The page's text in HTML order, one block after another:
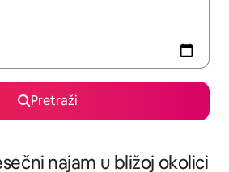
Pretraži
najam u bližoj okolici